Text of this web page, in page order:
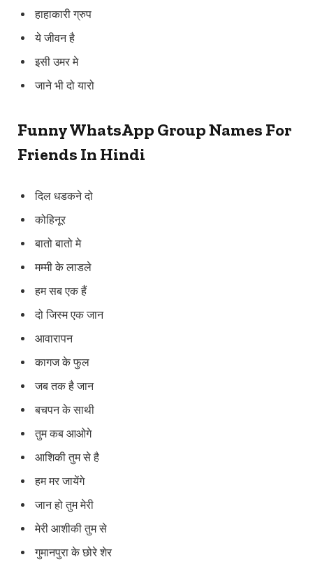
हाहाकारी ग्रुप
ये जीवन है
इसी उमर मे
जाने भी दो यारो
Funny WhatsApp Group Names For
Friends In Hindi
दिल धडकने दो
कोहिनूर
बातो बातो मे
मम्मी के लाडले
हम सब एक हैं
दो जिस्म एक जान
आवारापन
कागज के फुल
जब तक है जान
बचपन के साथी
तुम कब आओगे
आशिकी तुम से है
हम मर जायेंगे
जान हो तुम मेरी
मेरी आशीकी तुम से
गुमानपुरा के छोरे शेर